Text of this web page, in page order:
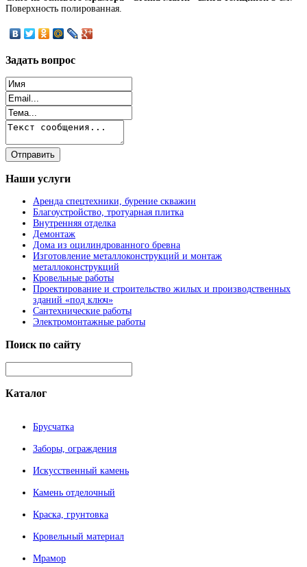
Поверхность полированная.
Задать вопрос
Наши услуги
Аренда спецтехники, бурение скважин
Благоустройство, тротуарная плитка
Внутренняя отделка
Демонтаж
Дома из оцилиндрованного бревна
Изготовление металлоконструкций и монтаж
металлоконструкций
Кровельные работы
Проектирование и строительство жилых и производственных
зданий «под ключ»
Сантехнические работы
Электромонтажные работы
Поиск по сайту
Каталог
Брусчатка
Заборы, ограждения
Искусственный камень
Камень отделочный
Краска, грунтовка
Кровельный материал
Мрамор